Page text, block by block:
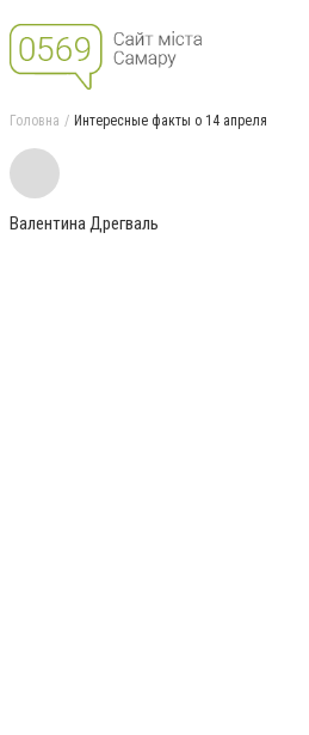
Головна Интересные факты о 14 апреля
Валентина Дрегваль